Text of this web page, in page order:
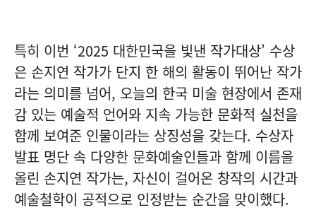
특히 이번 ‘2025 대한민국을 빛낸 작가대상’ 수상
은 손지연 작가가 단지 한 해의 활동이 뛰어난 작가
라는 의미를 넘어, 오늘의 한국 미술 현장에서 존재
감 있는 예술적 언어와 지속 가능한 문화적 실천을
함께 보여준 인물이라는 상징성을 갖는다. 수상자
발표 명단 속 다양한 문화예술인들과 함께 이름을
올린 손지연 작가는, 자신이 걸어온 창작의 시간과
예술철학이 공적으로 인정받는 순간을 맞이했다.